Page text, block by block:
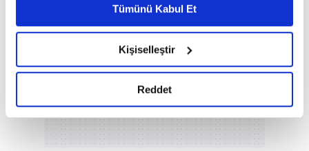
Metnimizi ziyaret edebilirsiniz.
6698 sayılı Kişisel Verilerin Korunması Kanunu uyarınca
okumak ve sitemizi ziyaretiniz kapsamında
gerçekleştirilen veri işleme faaliyetleri ile ilgili daha
detaylı bilgi almak için lütfentıklayınız.
Tümünü Kabul Et
Kişiselleştir
Reddet
Kategori